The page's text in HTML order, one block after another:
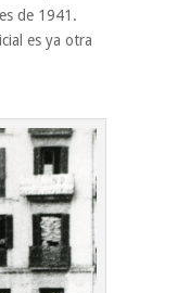
de 1941.
es ya otra